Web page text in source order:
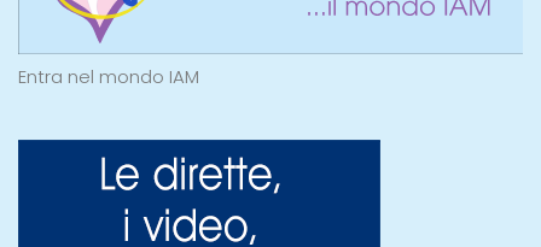
Entra nel mondo IAM